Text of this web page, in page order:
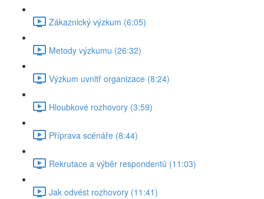
Zákaznický výzkum (6:05)
Metody výzkumu (26:32)
Výzkum uvnitř organizace (8:24)
Hloubkové rozhovory (3:59)
Příprava scénáře (8:44)
Rekrutace a výběr respondentů (11:03)
Jak odvést rozhovory (11:41)